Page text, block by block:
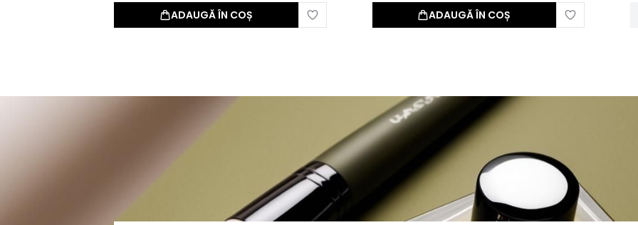
ADAUGĂ ÎN COȘ ADAUGĂ ÎN COȘ